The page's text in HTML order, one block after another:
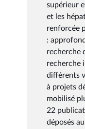
supérieur
et les
renforcée
:
recherche
recherche
différents
à projets
mobilisé
22
déposés